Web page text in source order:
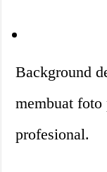
Background
membuat
profesional.